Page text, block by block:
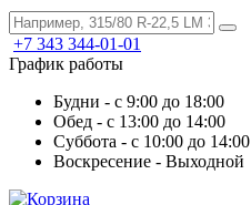
+7 343 344-01-01
График работы
Будни - с 9:00 до 18:00
Обед - с 13:00 до 14:00
Суббота - с 10:00 до 14:00
Воскресение - Выходной